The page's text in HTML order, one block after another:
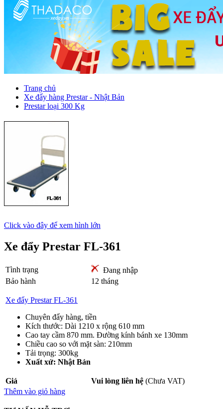
Trang chủ
Xe đẩy hàng Prestar - Nhật Bản
Prestar loại 300 Kg
Click vào đây để xem hình lớn
Xe đẩy Prestar FL-361
Tình trạng
Đang nhập
Bảo hành
12 tháng
Xe đẩy Prestar FL-361
Chuyên đẩy hàng, tiền
Kích thước: Dài 1210 x rộng 610 mm
Cao tay cầm 870 mm. Đường kính bánh xe 130mm
Chiều cao so với mặt sàn: 210mm
Tải trọng: 300kg
Xuất xứ: Nhật Bản
Giá Vui lòng liên hệ (Chưa VAT)
Thêm vào giỏ hàng